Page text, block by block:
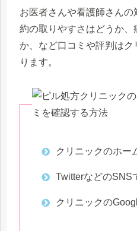
お医者さんや看護師さん
約の取りやすさはどうか、
か、など口コミや評判は
ります。
ミを確認する方法
クリニックのホー
TwitterなどのSNS
クリニックの